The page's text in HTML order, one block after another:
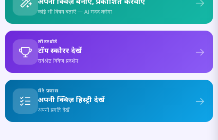
अपना क्विज़ बनाएँ, प्रकाशित करवाएँ
कोई भी विषय बताएँ — AI मदद करेगा
लीडरबोर्ड
टॉप स्कोरर देखें
सर्वश्रेष्ठ क्विज़ प्रदर्शन
मेरे प्रयास
अपनी क्विज़ हिस्ट्री देखें
अपनी प्रगति देखें